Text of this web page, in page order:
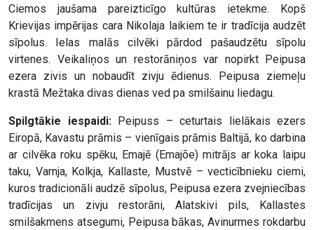
Ciemos jaušama pareizticīgo kultūras ietekme. Kopš
Krievijas impērijas cara Nikolaja laikiem te ir tradīcija audzēt
sīpolus. Ielas malās cilvēki pārdod pašaudzētu sīpolu
virtenes. Veikaliņos un restorāniņos var nopirkt Peipusa
ezera zivis un nobaudīt zivju ēdienus. Peipusa ziemeļu
krastā Mežtaka divas dienas ved pa smilšainu liedagu.
Spilgtākie iespaidi:Peipuss – ceturtais lielākais ezers
Eiropā, Kavastu prāmis – vienīgais prāmis Baltijā, ko darbina
ar cilvēka roku spēku, Emajē (Emajõe) mitrājs ar koka laipu
taku, Varnja, Kolkja, Kallaste, Mustvē – vecticībnieku ciemi,
kuros tradicionāli audzē sīpolus, Peipusa ezera zvejniecības
tradīcijas un zivju restorāni, Alatskivi pils, Kallastes
smilšakmens atsegumi, Peipusa bākas, Avinurmes rokdarbu